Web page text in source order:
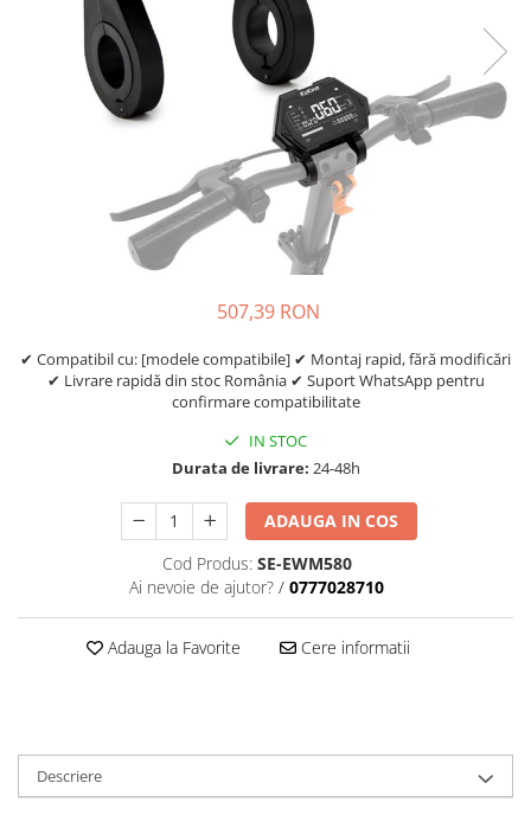
https://www.doctortrotineta.ro/lumini
Stop trotineta
https://www.doctortrotineta.ro/cadru
Cricuri trotineta
507,39 RON
✔ Compatibil cu: [modele compatibile] ✔ Montaj rapid, fără modificări
✔ Livrare rapidă din stoc România ✔ Suport WhatsApp pentru
confirmare compatibilitate
IN STOC
Durata de livrare: 24-48h
ADAUGA IN COS
Cod Produs: SE-EWM580
Ai nevoie de ajutor? / 0777028710
Adauga la Favorite Cere informatii
Descriere